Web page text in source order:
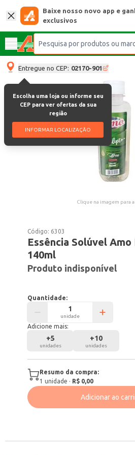
Baixe nosso novo app e
exclusivos
Entregue no CEP: 02170-901
Escolha uma loja ou informe seu
CEP para ver ofertas da sua
região
INFORMAR LOCALIZAÇÃO
Clique na imagem para
Código: 6303
Essência Solúvel
140ml
Produto indisponível
Quantidade:
unidade
Adicione mais:
+5
unidades
+10
unidades
Resumo da compra:
1 unidade · R$ 0,00
Adicionar ao